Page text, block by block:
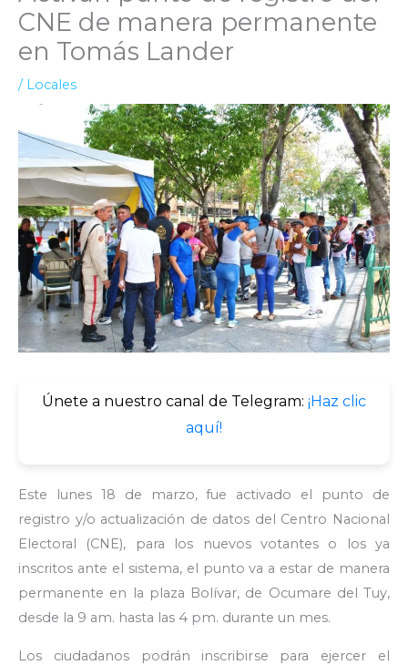
CNE de manera permanente
en Tomás Lander
/ Locales
Únete a nuestro canal de Telegram: ¡Haz clic
aquí!
Este lunes 18 de marzo, fue activado el punto de
registro y/o actualización de datos del Centro Nacional
Electoral (CNE), para los nuevos votantes o los ya
inscritos ante el sistema, el punto va a estar de manera
permanente en la plaza Bolívar, de Ocumare del Tuy,
desde la 9 am. hasta las 4 pm. durante un mes.
Los ciudadanos podrán inscribirse para ejercer el